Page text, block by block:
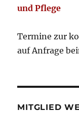
und Pflege
Termine zur
auf Anfrage
MITGLIED